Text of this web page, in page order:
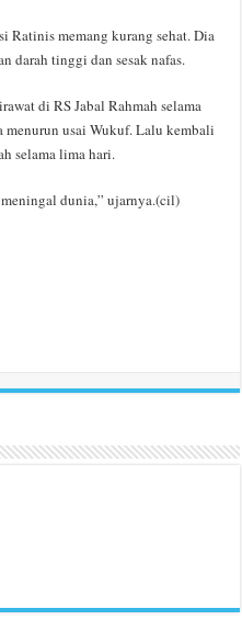
Ratinis memang kurang sehat. Dia
darah tinggi dan sesak nafas.
di RS Jabal Rahmah selama
menurun usai Wukuf. Lalu kembali
selama lima hari.
dunia,” ujarnya.(cil)